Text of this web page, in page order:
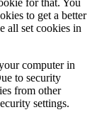
for that. You
to get a better
all set cookies in
computer in
to security
from other
settings.